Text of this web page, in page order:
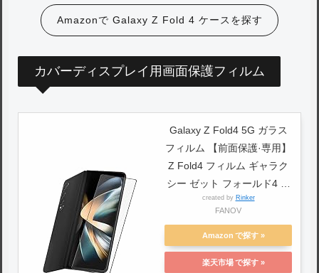
Amazonで Galaxy Z Fold 4 ケースを探す
カバーディスプレイ用画面保護フィルム
Galaxy Z Fold4 5G ガラス
フィルム 【前面保護·専用】
Z Fold4 フィルム ギャラク
シー ゼット フォールド4 外
側画面 スクリーン 保護フィ
強化 9H ガラス シート 自動
吸着 【黒縁 1枚】
created by Rinker
FANOV
Amazon
楽天市場